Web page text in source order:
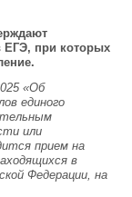
ЕГЭ, при которых
«Об
единого
или
прием на
в
Федерации, на